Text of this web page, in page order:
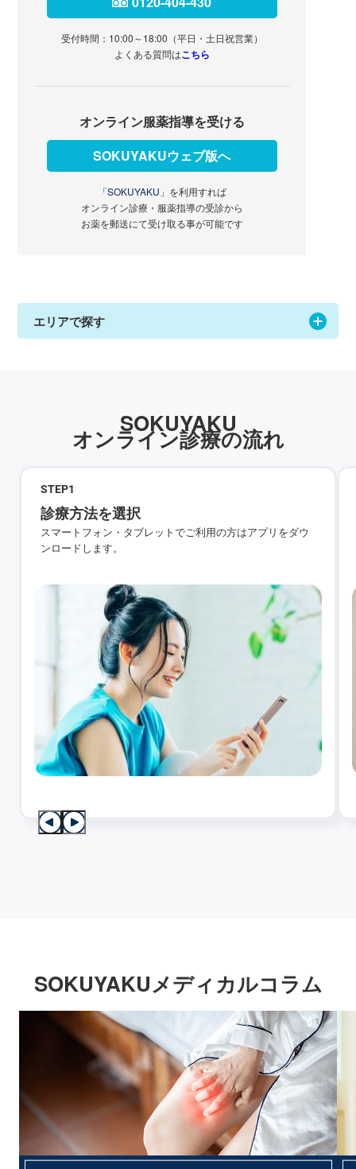
受付時間：10:00～18:00（平日・土日祝営業）
よくある質問はこちら
オンライン服薬指導を受ける
SOKUYAKUウェブ版へ
「SOKUYAKU」 を利用すれば
オンライン診療・服薬指導の受診から
お薬を郵送にて受け取る事が可能です
エリアで探す
SOKUYAKU
オンライン診療の流れ
STEP1
診療方法を選択
スマートフォン・タブレットでご利用の方はアプリをダウ
ンロードします。
SOKUYAKUメディカルコラム